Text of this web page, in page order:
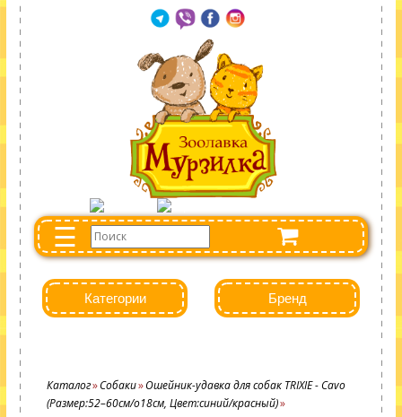
☰
Категории Бренд
Каталог Собаки Ошейник-удавка для собак TRIXIE - Cavo
(Размер:52–60см/o18см, Цвет:синий/красный)